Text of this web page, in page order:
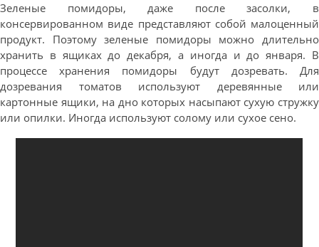
Зеленые помидоры, даже после засолки, в
консервированном виде представляют собой малоценный
продукт. Поэтому зеленые помидоры можно длительно
хранить в ящиках до декабря, а иногда и до января. В
процессе хранения помидоры будут дозревать. Для
дозревания томатов используют деревянные или
картонные ящики, на дно которых насыпают сухую стружку
или опилки. Иногда используют солому или сухое сено.